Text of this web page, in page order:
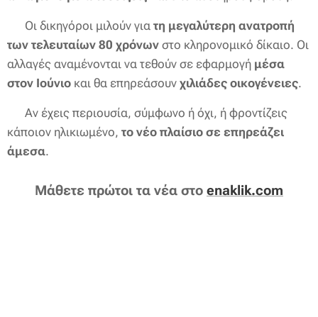
💬 Οι δικηγόροι μιλούν για τη μεγαλύτερη ανατροπή
των τελευταίων 80 χρόνων στο κληρονομικό δίκαιο. Οι
αλλαγές αναμένονται να τεθούν σε εφαρμογή μέσα
στον Ιούνιο και θα επηρεάσουν χιλιάδες οικογένειες.
📌 Αν έχεις περιουσία, σύμφωνο ή όχι, ή φροντίζεις
κάποιον ηλικιωμένο, το νέο πλαίσιο σε επηρεάζει
άμεσα.
Μάθετε πρώτοι τα νέα στο enaklik.com